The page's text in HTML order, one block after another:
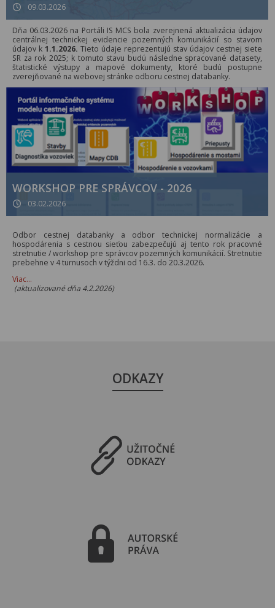
09.03.2026
Dňa 06.03.2026 na Portáli IS MCS bola zverejnená aktualizácia údajov
centrálnej technickej evidencie pozemných komunikácií so stavom
údajov k 1.1.2026. Tieto údaje reprezentujú stav údajov cestnej siete
SR za rok 2025; k tomuto stavu budú následne spracované datasety,
štatistické výstupy a mapové dokumenty, ktoré budú postupne
zverejňované na webovej stránke odboru cestnej databanky.
WORKSHOP PRE SPRÁVCOV - 2026
03.02.2026
Odbor cestnej databanky a odbor technickej normalizácie a
hospodárenia s cestnou sieťou zabezpečujú aj tento rok pracovné
stretnutie / workshop pre správcov pozemných komunikácií. Stretnutie
prebehne v 4 turnusoch v týždni od 16.3. do 20.3.2026.
Viac…
(aktualizované dňa 4.2.2026)
ODKAZY